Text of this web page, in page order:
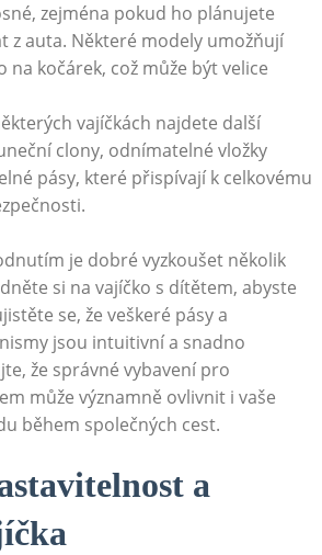
zejména pokud ho plánujete
z auta. Některé modely umožňují
na kočárek, což může být velice
vajíčkách najdete další
clony, odnímatelné vložky
pásy, které přispívají k celkovému
je dobré vyzkoušet několik
si na vajíčko s dítětem, abyste
se, že veškeré pásy a
jsou intuitivní a snadno
že správné vybavení pro
může významně ovlivnit i vaše
během společných cest.
a